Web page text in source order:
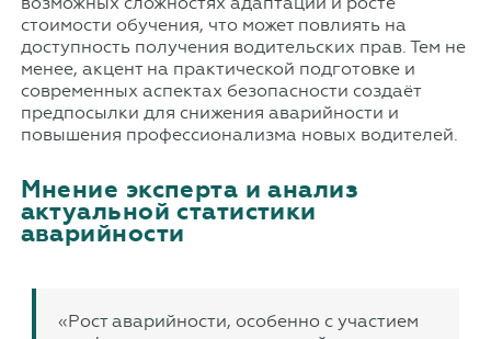
стоимости обучения, что может повлиять на
доступность получения водительских прав. Тем не
менее, акцент на практической подготовке и
современных аспектах безопасности создаёт
предпосылки для снижения аварийности и
повышения профессионализма новых водителей.
Мнение эксперта и анализ
актуальной статистики
аварийности
«Рост аварийности, особенно с участием